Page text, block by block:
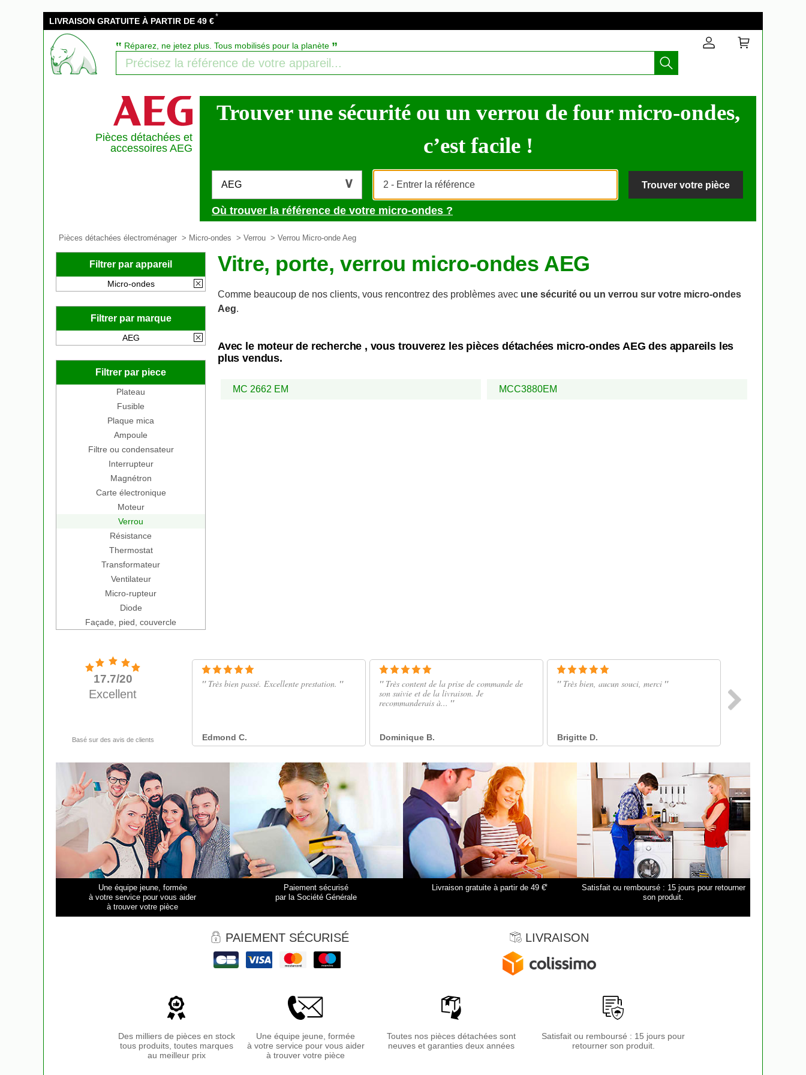
LIVRAISON GRATUITE À PARTIR DE 49 €*
‟ Réparez, ne jetez plus. Tous mobilisés pour la planète ”
Pièces détachées et
accessoires AEG
Trouver une sécurité ou un verrou de four micro-ondes,
c’est facile !
AEG Trouver votre pièce
Où trouver la référence de votre micro-ondes ?
Pièces détachées électroménager > Micro-ondes > Verrou > Verrou Micro-onde Aeg
Filtrer par appareil
Micro-ondes
Filtrer par marque
AEG
Filtrer par piece
Plateau
Fusible
Plaque mica
Ampoule
Filtre ou condensateur
Interrupteur
Magnétron
Carte électronique
Moteur
Verrou
Résistance
Thermostat
Transformateur
Ventilateur
Micro-rupteur
Diode
Façade, pied, couvercle
Vitre, porte, verrou micro-ondes AEG
Comme beaucoup de nos clients, vous rencontrez des problèmes avec une sécurité ou un verrou sur votre micro-ondes
Aeg.
Avec le moteur de recherche , vous trouverez les pièces détachées micro-ondes AEG des appareils les
plus vendus.
MC 2662 EM MCC3880EM
Une équipe jeune, formée
à votre service pour vous aider
à trouver votre pièce
Paiement sécurisé
par la Société Générale
Livraison gratuite à partir de 49 €*
Satisfait ou remboursé : 15 jours pour retourner
son produit.
PAIEMENT SÉCURISÉ LIVRAISON
Des milliers de pièces en stock
tous produits, toutes marques
au meilleur prix
Une équipe jeune, formée
à votre service pour vous aider
à trouver votre pièce
Toutes nos pièces détachées sont
neuves et garanties deux années
Satisfait ou remboursé : 15 jours pour
retourner son produit.